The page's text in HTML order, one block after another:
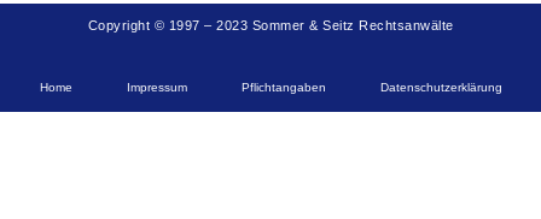
Copyright © 1997 – 2023 Sommer & Seitz Rechtsanwälte
Home Impressum Pflichtangaben Datenschutzerklärung